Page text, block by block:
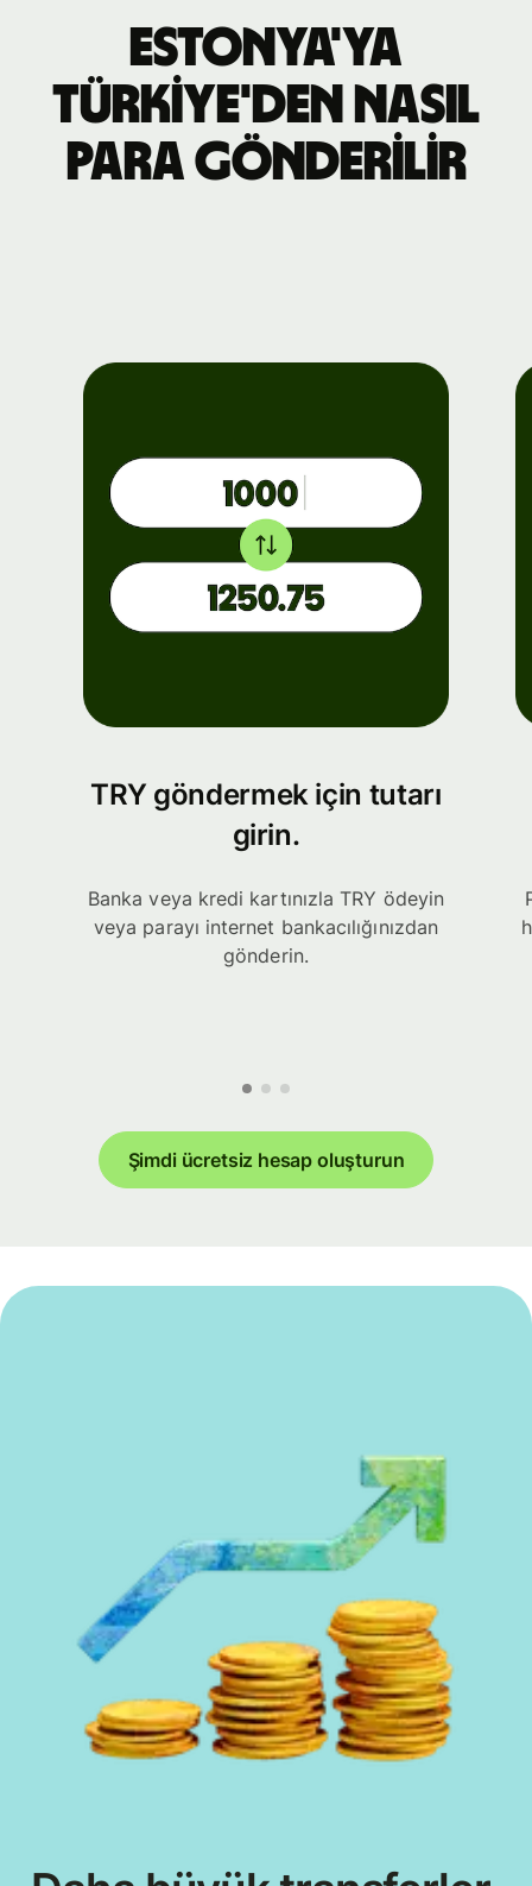
Estonya'ya
Türkiye'den nasıl
para gönderilir
TRY göndermek için tutarı
girin.
Banka veya kredi kartınızla TRY ödeyin
veya parayı internet bankacılığınızdan
gönderin.
Şimdi ücretsiz hesap oluşturun